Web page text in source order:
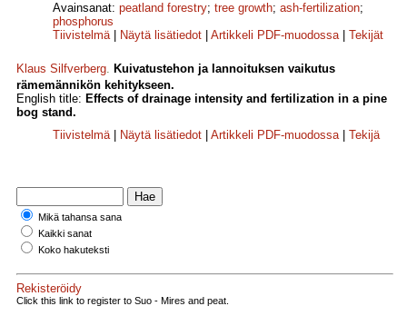
Avainsanat: peatland forestry; tree growth; ash-fertilization;
phosphorus
Tiivistelmä| Näytä lisätiedot Artikkeli PDF-muodossa| Tekijät
Klaus Silfverberg. Kuivatustehon ja lannoituksen vaikutus
rämemännikön kehitykseen.
English title: Effects of drainage intensity and fertilization in a pine
bog stand.
Tiivistelmä| Näytä lisätiedot Artikkeli PDF-muodossa| Tekijä
Mikä tahansa sana
Kaikki sanat
Koko hakuteksti
Rekisteröidy
Click this link to register to Suo - Mires and peat.